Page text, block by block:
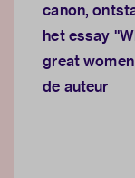
canon,
het essay
great
de auteur